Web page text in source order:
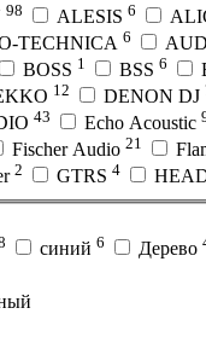
98 ALESIS 6
TECHNICA 6
BOSS 1 BSS 6
12 DENON DJ
43 Echo Acoustic
Fischer Audio 21
2 GTRS 4
синий 6 Дерево